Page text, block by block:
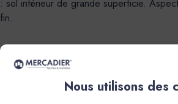
: sol intérieur de grande superficie.
fin.
ARIEL
LA COLLECTION SOL COULÉ AXXX
Nous utilisons des